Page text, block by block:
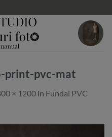
print-pvc-mat
× 1200 in Fundal PVC